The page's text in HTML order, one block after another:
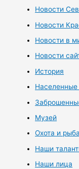
Новости
Новости
Новости в
Новости
История
Населенные
Музей
Охота и
Наши
Наши лица